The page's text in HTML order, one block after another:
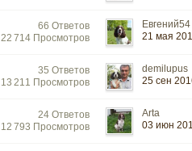
66 Ответов
22 714 Просмотров
Евгений54
21 мая
35 Ответов
13 211 Просмотров
demilupus
25 сен
24 Ответов
12 793 Просмотров
Arta
03 июн